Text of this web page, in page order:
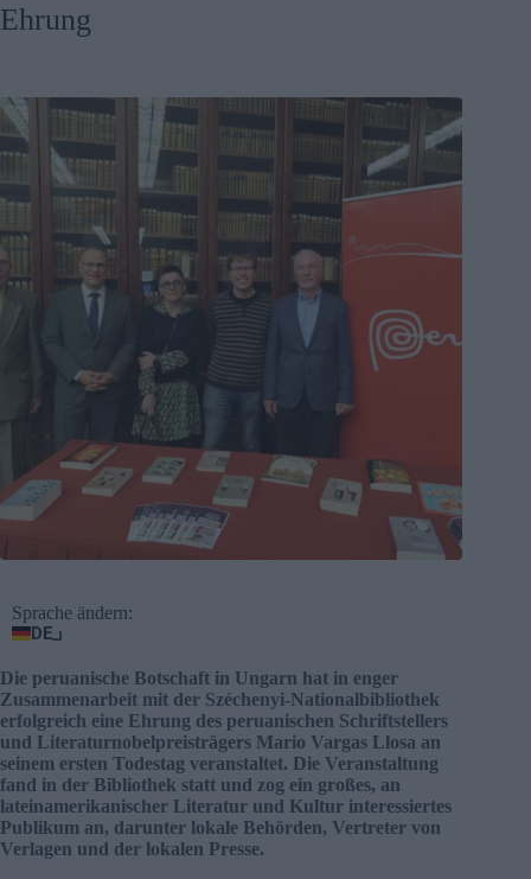
Ehrung
Sprache ändern:
DE
Die peruanische Botschaft in Ungarn hat in enger
Zusammenarbeit mit der Széchenyi-Nationalbibliothek
erfolgreich eine Ehrung des peruanischen Schriftstellers
und Literaturnobelpreisträgers Mario Vargas Llosa an
seinem ersten Todestag veranstaltet. Die Veranstaltung
fand in der Bibliothek statt und zog ein großes, an
lateinamerikanischer Literatur und Kultur interessiertes
Publikum an, darunter lokale Behörden, Vertreter von
Verlagen und der lokalen Presse.